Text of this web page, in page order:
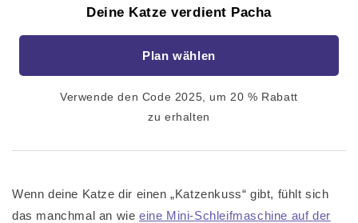
Deine Katze verdient Pacha
Plan wählen
Verwende den Code 2025, um 20 % Rabatt
zu erhalten
Wenn deine Katze dir einen „Katzenkuss“ gibt, fühlt sich
das manchmal an wieeine Mini-Schleifmaschine auf der